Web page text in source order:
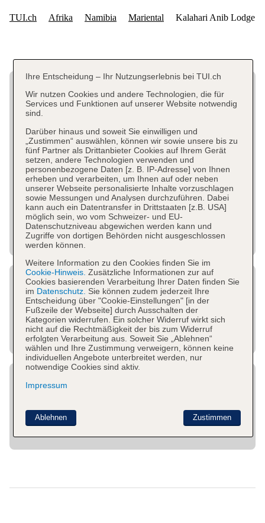
Ihre Entscheidung – Ihr Nutzungserlebnis bei TUI.ch
Wir nutzen Cookies und andere Technologien, die für
Services und Funktionen auf unserer Website notwendig
sind.
Darüber hinaus und soweit Sie einwilligen und
„Zustimmen“ auswählen, können wir sowie unsere bis zu
fünf Partner als Drittanbieter Cookies auf Ihrem Gerät
setzen, andere Technologien verwenden und
personenbezogene Daten [z. B. IP-Adresse] von Ihnen
erheben und verarbeiten, um Ihnen auf oder neben
unserer Webseite personalisierte Inhalte vorzuschlagen
sowie Messungen und Analysen durchzuführen. Dabei
kann auch ein Datentransfer in Drittstaaten [z.B. USA]
möglich sein, wo vom Schweizer- und EU-
Datenschutzniveau abgewichen werden kann und
Zugriffe von dortigen Behörden nicht ausgeschlossen
werden können.
Weitere Information zu den Cookies finden Sie im
Cookie-Hinweis. Zusätzliche Informationen zur auf
Cookies basierenden Verarbeitung Ihrer Daten finden Sie
im Datenschutz. Sie können zudem jederzeit Ihre
Entscheidung über "Cookie-Einstellungen" [in der
Fußzeile der Webseite] durch Ausschalten der
Kategorien widerrufen. Ein solcher Widerruf wirkt sich
nicht auf die Rechtmäßigkeit der bis zum Widerruf
erfolgten Verarbeitung aus. Soweit Sie „Ablehnen“
wählen und Ihre Zustimmung verweigern, können keine
individuellen Angebote unterbreitet werden, nur
notwendige Cookies sind aktiv.
Impressum
Zustimmen
Ablehnen